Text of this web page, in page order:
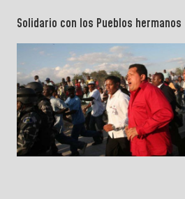
Solidario con los Pueblos hermanos